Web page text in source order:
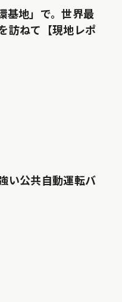
基地」で。世界最
訪ねて【現地レポ
い公共自動運転バ